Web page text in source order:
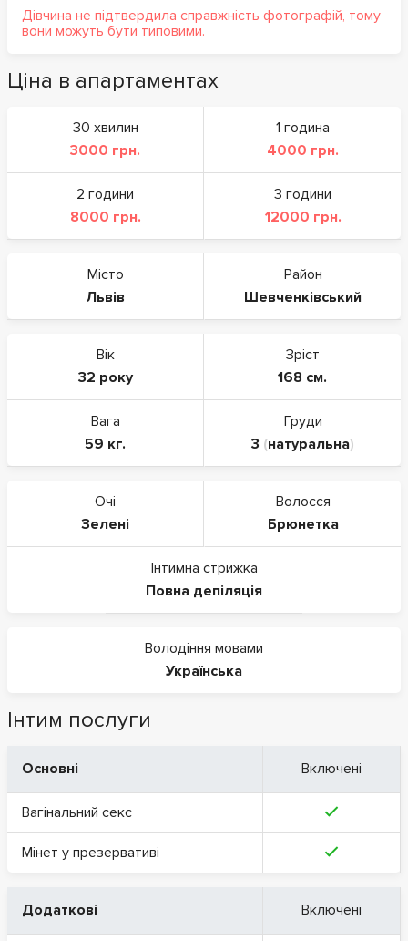
Дівчина не підтвердила справжність фотографій, тому
вони можуть бути типовими.
Ціна в апартаментах
30 хвилин
3000 грн.
1 година
4000 грн.
2 години
8000 грн.
3 години
12000 грн.
Місто
Львів
Район
Шевченківський
Вік
32 року
Зріст
168 см.
Вага
59 кг.
Груди
3 (натуральна)
Очі
Зелені
Волосся
Брюнетка
Інтимна стрижка
Повна депіляція
Володіння мовами
Українська
Інтим послуги
Основні Включені
Вагінальний секс
Мінет у презервативі
Додаткові Включені